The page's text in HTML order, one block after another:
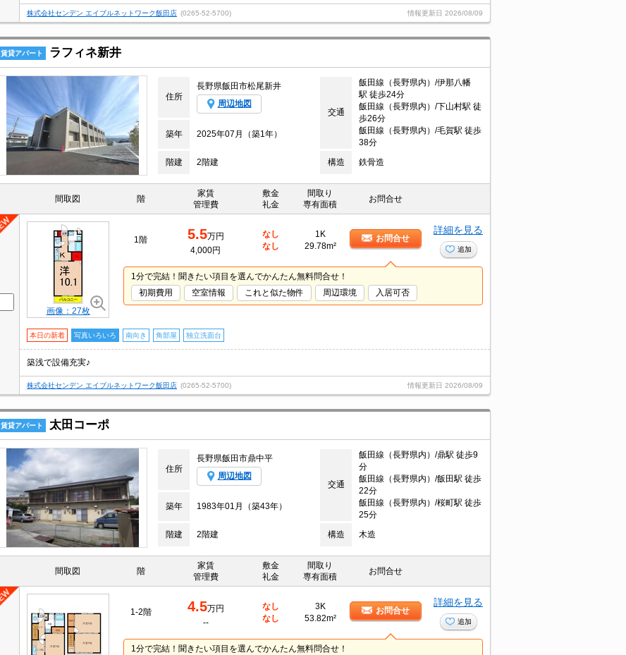
株式会社センデン エイブルネットワーク飯田店 (0265-52-5700) 情報更新日 2026/08/09
賃貸アパート ラフィネ新井
住所
長野県飯田市松尾新井
周辺地図
交通
飯田線（長野県内）/伊那八幡
駅 徒歩24分
飯田線（長野県内）/下山村駅 徒
歩26分
飯田線（長野県内）/毛賀駅 徒歩
38分
築年 2025年07月（築1年）
階建 2階建 構造 鉄骨造
間取図 階
家賃
管理費
敷金
礼金
間取り
専有面積
お問合せ
画像：27枚
1階 5.5万円
4,000円
なし
なし
1K
29.78m²
お問合せ
詳細を見る
追加
1分で完結！聞きたい項目を選んでかんたん無料問合せ！
初期費用
空室情報 これと似た物件 周辺環境 入居可否
本日の新着 写真いろいろ 南向き 角部屋 独立洗面台
築浅で設備充実♪
株式会社センデン エイブルネットワーク飯田店 (0265-52-5700) 情報更新日 2026/08/09
賃貸アパート 太田コーポ
住所
長野県飯田市鼎中平
周辺地図
交通
飯田線（長野県内）/鼎駅 徒歩9
分
飯田線（長野県内）/飯田駅 徒歩
22分
飯田線（長野県内）/桜町駅 徒歩
25分
築年 1983年01月（築43年）
階建 2階建 構造 木造
間取図 階
家賃
管理費
敷金
礼金
間取り
専有面積
お問合せ
1-2階 4.5万円
--
なし
なし
3K
53.82m²
お問合せ
詳細を見る
追加
1分で完結！聞きたい項目を選んでかんたん無料問合せ！